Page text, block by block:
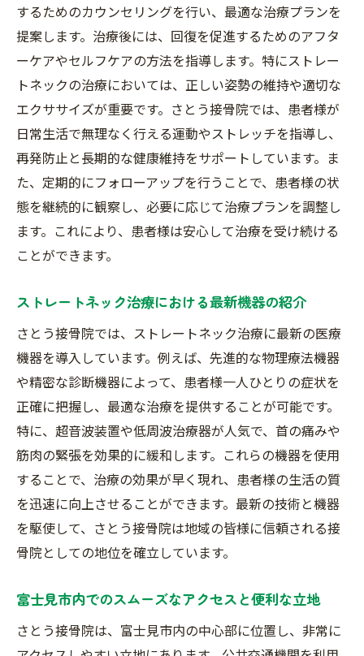
ストレートネックの悩みさとう接骨院で解消す
る方法
ストレートネックの症状とその影響
専門家によるカウンセリングと診断
さとう接骨院のトータルサポート
治療後のアフターケアとフォローアップ
患者様からのフィードバックと改善点
さとう接骨院で安心して治療を受ける方法
地域密着型のさとう接骨院でストレートネック
治療を始めませんか
さとう接骨院のコミュニティ貢献
地域の患者様からの信頼の声
地域イベントと健康セミナーの開催
地域密着型ならではの安心感
地元の健康を支えるさとう接骨院の役割
するためのカウンセリングを行い、最適な治療プランを
提案します。治療後には、回復を促進するためのアフタ
ーケアやセルフケアの方法を指導します。特にストレー
トネックの治療においては、正しい姿勢の維持や適切な
エクササイズが重要です。さとう接骨院では、患者様が
日常生活で無理なく行える運動やストレッチを指導し、
再発防止と長期的な健康維持をサポートしています。ま
た、定期的にフォローアップを行うことで、患者様の状
態を継続的に観察し、必要に応じて治療プランを調整し
ます。これにより、患者様は安心して治療を受け続ける
ことができます。
ストレートネック治療における最新機器の紹介
さとう接骨院では、ストレートネック治療に最新の医療
機器を導入しています。例えば、先進的な物理療法機器
や精密な診断機器によって、患者様一人ひとりの症状を
正確に把握し、最適な治療を提供することが可能です。
特に、超音波装置や低周波治療器が人気で、首の痛みや
筋肉の緊張を効果的に緩和します。これらの機器を使用
することで、治療の効果が早く現れ、患者様の生活の質
を迅速に向上させることができます。最新の技術と機器
を駆使して、さとう接骨院は地域の皆様に信頼される接
骨院としての地位を確立しています。
富士見市内でのスムーズなアクセスと便利な立地
さとう接骨院は、富士見市内の中心部に位置し、非常に